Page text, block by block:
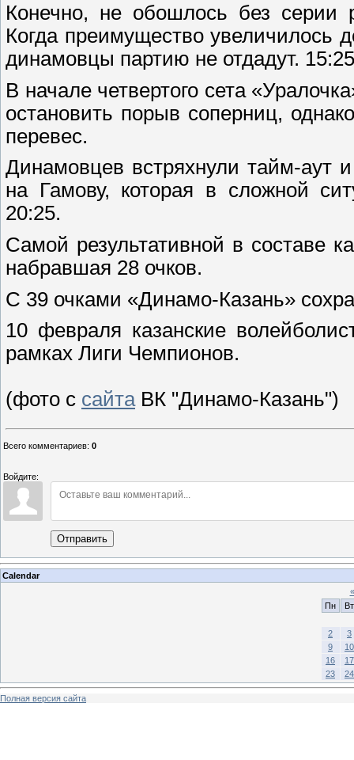
Конечно, не обошлось без серии
Когда преимущество увеличилось
динамовцы партию не отдадут.
В начале четвертого сета
остановить порыв соперниц,
перевес.
Динамовцев встряхнули тайм-аут
на Гамову, которая в сложной
20:25.
Самой результативной в составе
набравшая 28 очков.
С 39 очками «Динамо-Казань»
10 февраля казанские
рамках Лиги Чемпионов.
(фото с сайтаВК "Динамо-Казань")
Всего комментариев: 0
Войдите:
Отправить
Calendar
«
Пн
Вт
2
3
9
10
16
17
23
24
Полная версия сайта